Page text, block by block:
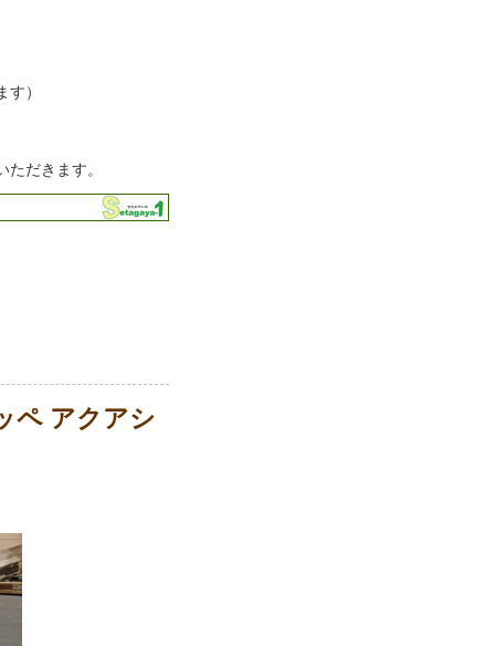
）
だきます。
ペ アクアシ